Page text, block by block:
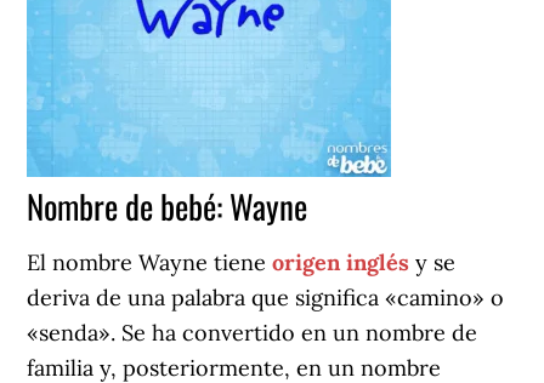
Nombre de bebé: Wayne
El nombre Wayne tieneorigen inglés y se
deriva de una palabra que significa «camino» o
«senda». Se ha convertido en un nombre de
familia y, posteriormente, en un nombre